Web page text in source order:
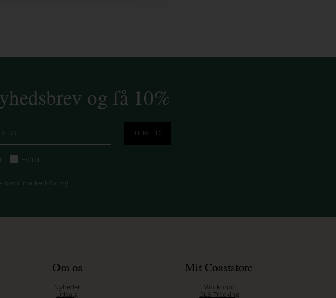
og få 10%
Herrer
samt markedsføring
Om os
Nyheder
Udsalg
Mit Coaststore
Min konto
GLS Tracking